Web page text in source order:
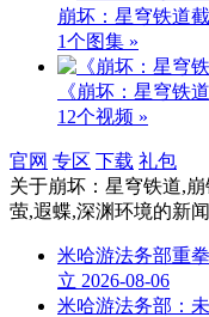
崩坏：星穹铁道
1个图集 »
《崩坏：星穹铁
12个视频 »
官网 专区 下载 礼包
关于崩坏：星穹铁道,
萤,遐蝶,深渊环境的新闻
米哈游法务部重
立 2026-08-06
米哈游法务部：